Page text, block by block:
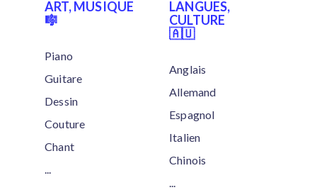
ART, MUSIQUE
🎼
Piano
Guitare
Dessin
Couture
Chant
...
LANGUES,
CULTURE
🇦🇺
Anglais
Allemand
Espagnol
Italien
Chinois
...